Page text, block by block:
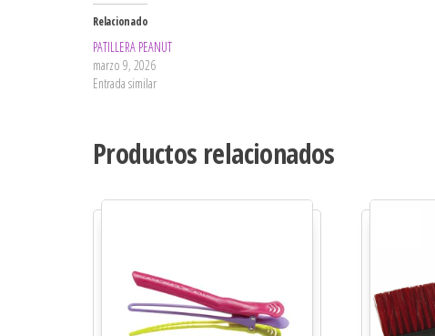
Relacionado
PATILLERA PEANUT
marzo 9, 2026
Entrada similar
Productos relacionados